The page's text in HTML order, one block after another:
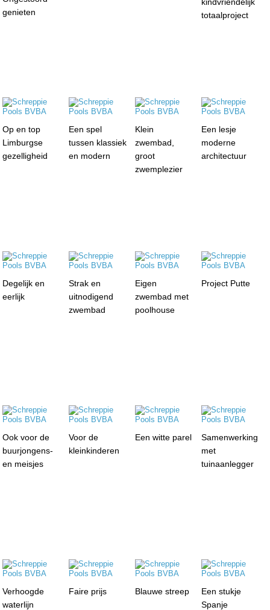
genieten
totaalproject
Op en top
Limburgse
gezelligheid
Een spel
tussen klassiek
en modern
Klein
zwembad,
groot
zwemplezier
Een lesje
moderne
architectuur
Degelijk en
eerlijk
Strak en
uitnodigend
zwembad
Eigen
zwembad met
poolhouse
Project Putte
Ook voor de
buurjongens-
en meisjes
Voor de
kleinkinderen
Een witte parel
Samenwerking
met
tuinaanlegger
Verhoogde
waterlijn
Faire prijs Blauwe streep
Een stukje
Spanje